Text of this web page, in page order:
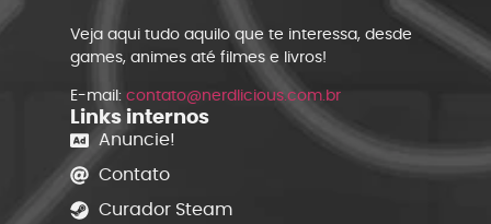
Veja aqui tudo aquilo que te interessa, desde
games, animes até filmes e livros!
E-mail: contato@nerdlicious.com.br
Links internos
Anuncie!
Contato
Curador Steam